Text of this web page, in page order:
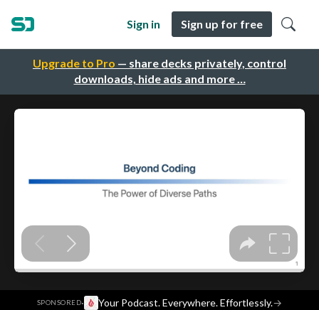
Upgrade to Pro — share decks privately, control
downloads, hide ads and more …
Sign in Sign up for free
SPONSORED· Your Podcast. Everywhere. Effortlessly.→